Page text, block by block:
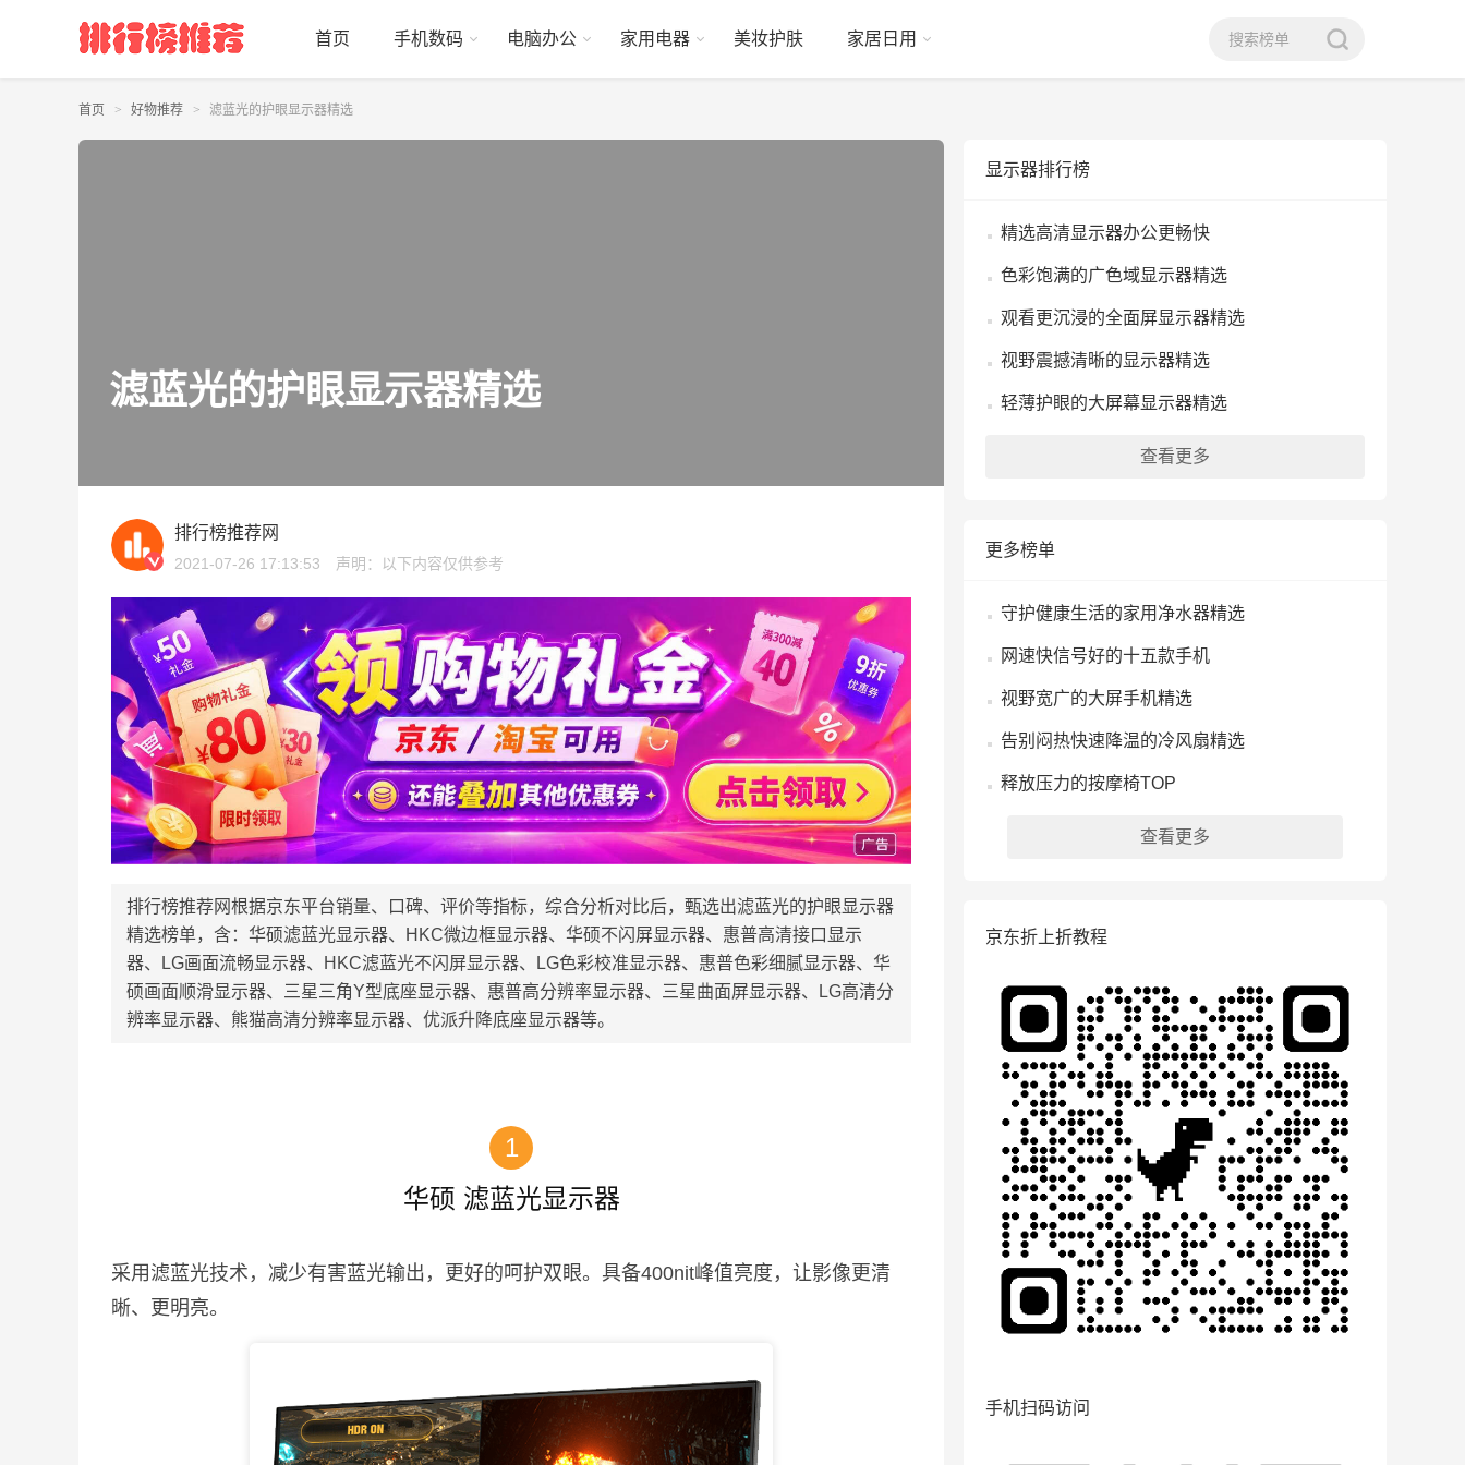
首页 手机数码 电脑办公 家用电器 美妆护肤 家居日用
首页 好物推荐 滤蓝光的护眼显示器精选
滤蓝光的护眼显示器精选
排行榜推荐网
2021-07-26 17:13:53 声明：以下内容仅供参考
排行榜推荐网根据京东平台销量、口碑、评价等指标，综合分析对比后，甄选出滤蓝光的护眼显示器
精选榜单，含：华硕滤蓝光显示器、HKC微边框显示器、华硕不闪屏显示器、惠普高清接口显示
器、LG画面流畅显示器、HKC滤蓝光不闪屏显示器、LG色彩校准显示器、惠普色彩细腻显示器、华
硕画面顺滑显示器、三星三角Y型底座显示器、惠普高分辨率显示器、三星曲面屏显示器、LG高清分
辨率显示器、熊猫高清分辨率显示器、优派升降底座显示器等。
1
华硕 滤蓝光显示器
采用滤蓝光技术，减少有害蓝光输出，更好的呵护双眼。具备400nit峰值亮度，让影像更清
晰、更明亮。
显示器排行榜
精选高清显示器办公更畅快
色彩饱满的广色域显示器精选
观看更沉浸的全面屏显示器精选
视野震撼清晰的显示器精选
轻薄护眼的大屏幕显示器精选
查看更多
更多榜单
守护健康生活的家用净水器精选
网速快信号好的十五款手机
视野宽广的大屏手机精选
告别闷热快速降温的冷风扇精选
释放压力的按摩椅TOP
查看更多
京东折上折教程
手机扫码访问